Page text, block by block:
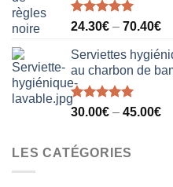
Note5.00
24.30€ – 70.40€
Serviettes
au charbon de
Note5.00
30.00€ – 45.00€
LES CATÉGORIES